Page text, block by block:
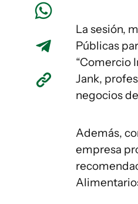
La sesión,
Públicas
“Comercio
Jank,
negocios
Además,
empresa